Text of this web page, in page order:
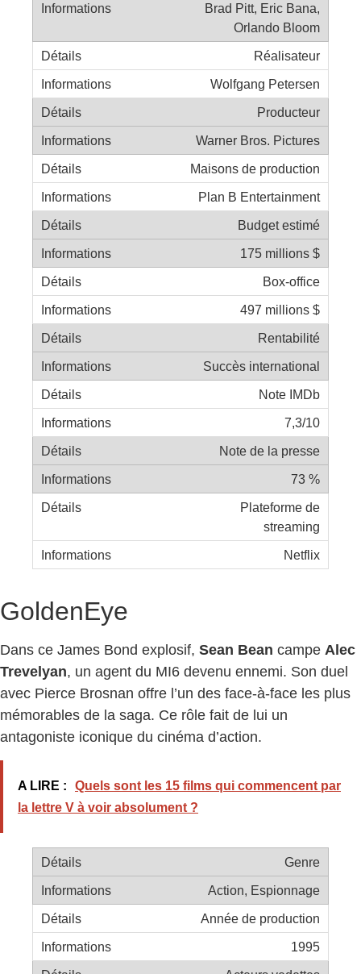
Brad Pitt, Eric Bana,
Orlando Bloom
Réalisateur
Wolfgang Petersen
Producteur
Warner Bros. Pictures
Maisons de production
Plan B Entertainment
Budget estimé
175 millions $
Box-office
497 millions $
Rentabilité
Succès international
Note IMDb
7,3/10
Note de la presse
73 %
Plateforme de
streaming
Netflix
GoldenEye
Dans ce James Bond explosif, Sean Bean campe Alec
Trevelyan, un agent du MI6 devenu ennemi. Son duel
avec Pierce Brosnan offre l’un des face-à-face les plus
mémorables de la saga. Ce rôle fait de lui un
antagoniste iconique du cinéma d’action.
A LIRE :
Quels sont les 15 films qui commencent par
la lettre V à voir absolument ?
Genre
Action, Espionnage
Année de production
1995